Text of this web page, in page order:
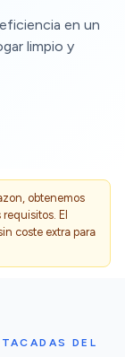
en un
limpio y
obtenemos
El
coste extra para
DEL